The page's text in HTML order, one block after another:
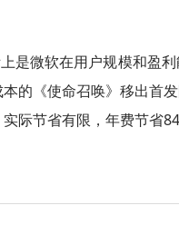
是微软在用户规模和盈
的《使命召唤》移出首
际节省有限，年费节省